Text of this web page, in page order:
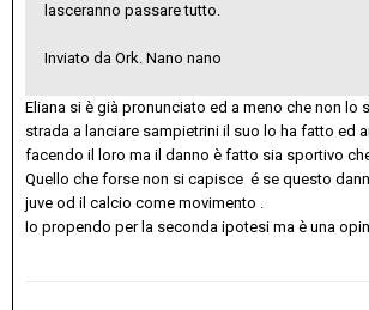
lasceranno passare tutto.
Inviato da Ork. Nano nano
Eliana si è già pronunciato ed a meno che non lo
strada a lanciare sampietrini il suo lo ha fatto ed
facendo il loro ma il danno è fatto sia sportivo
Quello che forse non si capisce é se questo
juve od il calcio come movimento .
Io propendo per la seconda ipotesi ma è una